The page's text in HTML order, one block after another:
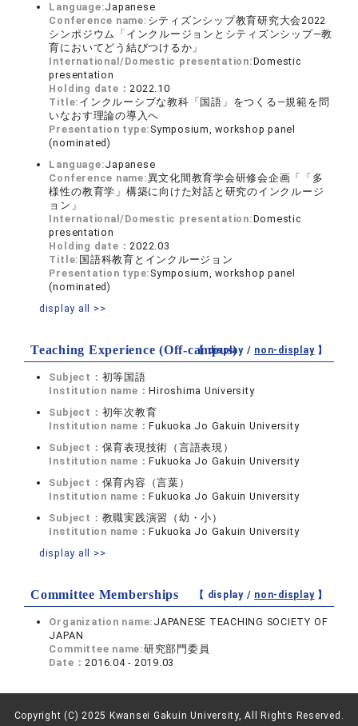
Language:Japanese
Conference name: シティズンシップ教育研究大会2022
シンポジウム「インクルージョンとシティズンシップ―教
育においてどう結びつけるか」
International/Domestic presentation:Domestic
presentation
Holding date：2022.10
Title: インクルーシブな教科「国語」をつくる―規範を問
いなおす理論の導入へ
Presentation type: Symposium, workshop panel
(nominated)
Language:Japanese
Conference name:異文化間教育学会研修会企画「「多
様性の教育学」構築に向けた対話と研究のインクルージ
ョン」
International/Domestic presentation:Domestic
presentation
Holding date：2022.03
Title: 国語科教育とインクルージョン
Presentation type: Symposium, workshop panel
(nominated)
display all >>
Teaching Experience (Off-campus)
【 display / non-display】
Subject： 初等国語
Institution name：Hiroshima University
Subject： 初年次教育
Institution name：Fukuoka Jo Gakuin University
Subject： 保育表現技術（言語表現）
Institution name：Fukuoka Jo Gakuin University
Subject： 保育内容（言葉）
Institution name：Fukuoka Jo Gakuin University
Subject： 教職実践演習（幼・小）
Institution name：Fukuoka Jo Gakuin University
display all >>
Committee Memberships 【 display / non-display】
Organization name: JAPANESE TEACHING SOCIETY OF
JAPAN
Committee name:研究部門委員
Date：2016.04 - 2019.03
Copyright (C) 2025 Kwansei Gakuin University, All Rights Reserved.